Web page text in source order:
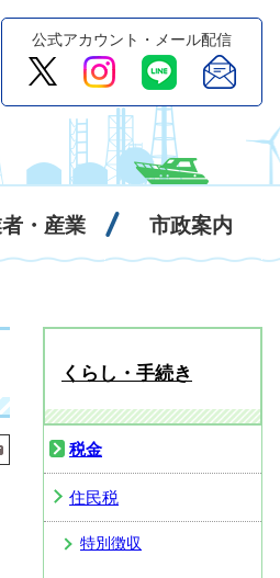
公式アカウント・メール配信
・産業 市政案内
くらし・手続き
税金
住民税
特別徴収